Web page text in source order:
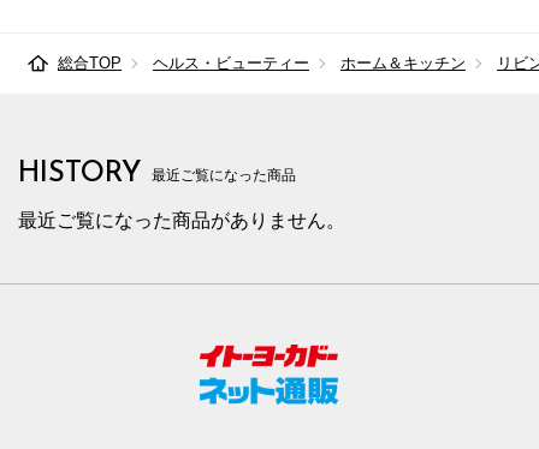
総合TOP ヘルス・ビューティー ホーム＆キッチン リビ
HISTORY 最近ご覧になった商品
最近ご覧になった商品がありません。